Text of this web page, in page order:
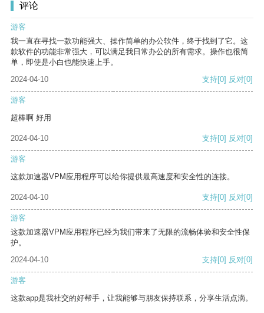
评论
游客
我一直在寻找一款功能强大、操作简单的办公软件，终于找到了它。这
款软件的功能非常强大，可以满足我日常办公的所有需求。操作也很简
单，即使是小白也能快速上手。
2024-04-10
支持[0] 反对[0]
游客
超棒啊 好用
2024-04-10 支持[0] 反对[0]
游客
这款加速器VPM应用程序可以给你提供最高速度和安全性的连接。
2024-04-10 支持[0] 反对[0]
游客
这款加速器VPM应用程序已经为我们带来了无限的流畅体验和安全性保
护。
2024-04-10
支持[0] 反对[0]
游客
这款app是我社交的好帮手，让我能够与朋友保持联系，分享生活点滴。